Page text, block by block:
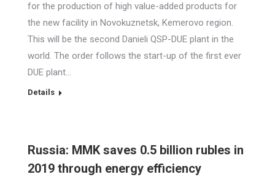
for the production of high value-added products for
the new facility in Novokuznetsk, Kemerovo region.
This will be the second Danieli QSP-DUE plant in the
world. The order follows the start-up of the first ever
DUE plant…
Details
Russia: MMK saves 0.5 billion rubles in
2019 through energy efficiency